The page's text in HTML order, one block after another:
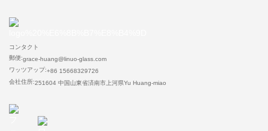
コンタクト
郵便:grace-huang@linuo-glass.com
ワッツアップ:+86 15668329726
会社住所:251604 中国山東省済南市上河県Yu Huang-miao